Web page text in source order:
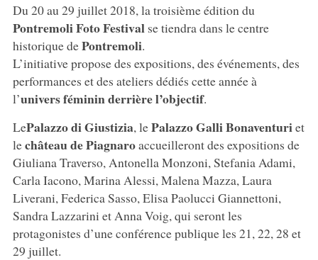
Du 20 au 29 juillet 2018, la troisième édition du
Pontremoli Foto Festival se tiendra dans le centre
historique dePontremoli.
L’initiative propose des expositions, des événements, des
performances et des ateliers dédiés cette année à
l’univers féminin derrière l’objectif.
LePalazzo di Giustizia, lePalazzo Galli Bonaventuriet
lechâteau de Piagnaroaccueilleront des expositions de
Giuliana Traverso, Antonella Monzoni, Stefania Adami,
Carla Iacono, Marina Alessi, Malena Mazza, Laura
Liverani, Federica Sasso, Elisa Paolucci Giannettoni,
Sandra Lazzarini et Anna Voig, qui seront les
protagonistes d’une conférence publique les 21, 22, 28 et
29 juillet.